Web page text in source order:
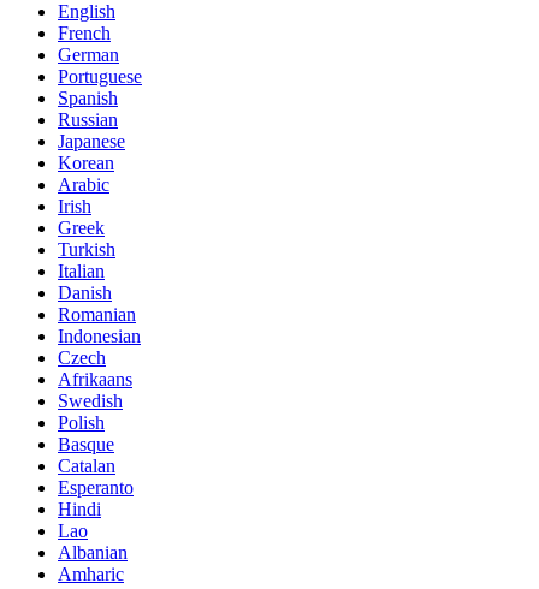
English
French
German
Portuguese
Spanish
Russian
Japanese
Korean
Arabic
Irish
Greek
Turkish
Italian
Danish
Romanian
Indonesian
Czech
Afrikaans
Swedish
Polish
Basque
Catalan
Esperanto
Hindi
Lao
Albanian
Amharic